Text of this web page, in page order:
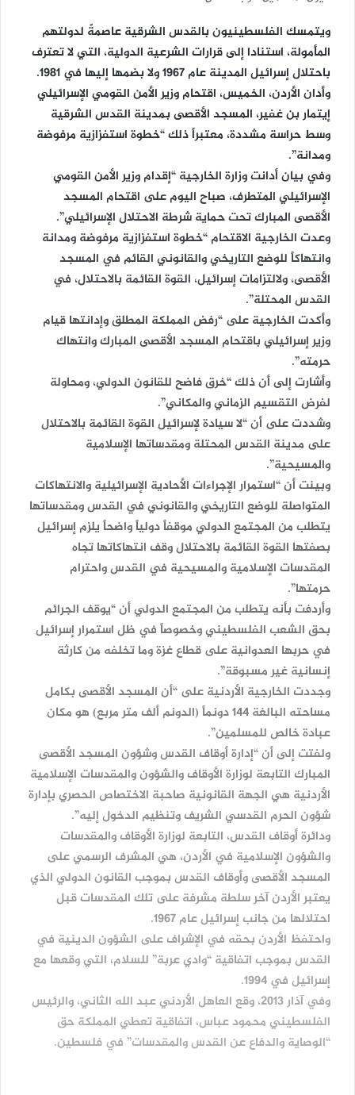
ويتمسك الفلسطينيون بالقدس الشرقية عاصمةً لدولتهم
المأمولة، استنادا إلى قرارات الشرعية الدولية، التي لا تعترف
باحتلال إسرائيل المدينة عام 1967 ولا بضمها إليها في 1981.
وأدان الأردن، الخميس، اقتحام وزير الأمن القومي الإسرائيلي
إيتمار بن غفير، المسجد الأقصى بمدينة القدس الشرقية
وسط حراسة مشددة، معتبراً ذلك “خطوة استفزازية مرفوضة
ومدانة”.
وفي بيان أدانت وزارة الخارجية “إقدام وزير الأمن القومي
الإسرائيلي المتطرف، صباح اليوم على اقتحام المسجد
الأقصى المبارك تحت حماية شرطة الاحتلال الإسرائيلي”.
وعدت الخارجية الاقتحام “خطوة استفزازية مرفوضة ومدانة
وانتهاكاً للوضع التاريخي والقانوني القائم في المسجد
الأقصى، ولالتزامات إسرائيل، القوة القائمة بالاحتلال، في
القدس المحتلة”.
وأكدت الخارجية على “رفض المملكة المطلق وإدانتها قيام
وزير إسرائيلي باقتحام المسجد الأقصى المبارك وانتهاك
حرمته”.
وأشارت إلى أن ذلك “خرق فاضح للقانون الدولي، ومحاولة
لفرض التقسيم الزماني والمكاني”.
وشددت على أن “لا سيادة لإسرائيل القوة القائمة بالاحتلال
على مدينة القدس المحتلة ومقدساتها الإسلامية
والمسيحية”.
وبينت أن “استمرار الإجراءات الأحادية الإسرائيلية والانتهاكات
المتواصلة للوضع التاريخي والقانوني في القدس ومقدساتها
يتطلب من المجتمع الدولي موقفاً دولياً واضحاً يلزم إسرائيل
بصفتها القوة القائمة بالاحتلال وقف انتهاكاتها تجاه
المقدسات الإسلامية والمسيحية في القدس واحترام
حرمتها”.
وأردفت بأنه يتطلب من المجتمع الدولي أن “يوقف الجرائم
بحق الشعب الفلسطيني وخصوصاً في ظل استمرار إسرائيل
في حربها العدوانية على قطاع غزة وما تخلفه من كارثة
إنسانية غير مسبوقة”.
وجددت الخارجية الأردنية على “أن المسجد الأقصى بكامل
مساحته البالغة 144 دونماً (الدونم ألف متر مربع) هو مكان
عبادة خالص للمسلمين”.
ولفتت إلى أن “إدارة أوقاف القدس وشؤون المسجد الأقصى
المبارك التابعة لوزارة الأوقاف والشؤون والمقدسات الإسلامية
الأردنية هي الجهة القانونية صاحبة الاختصاص الحصري بإدارة
شؤون الحرم القدسي الشريف وتنظيم الدخول إليه”.
ودائرة أوقاف القدس، التابعة لوزارة الأوقاف والمقدسات
والشؤون الإسلامية في الأردن، هي المشرف الرسمي على
المسجد الأقصى وأوقاف القدس بموجب القانون الدولي الذي
يعتبر الأردن آخر سلطة مشرفة على تلك المقدسات قبل
احتلالها من جانب إسرائيل عام 1967.
واحتفظ الأردن بحقه في الإشراف على الشؤون الدينية في
القدس بموجب اتفاقية “وادي عربة” للسلام، التي وقعها مع
إسرائيل في 1994.
وفي آذار 2013، وقع العاهل الأردني عبد الله الثاني، والرئيس
الفلسطيني محمود عباس، اتفاقية تعطي المملكة حق
“الوصاية والدفاع عن القدس والمقدسات” في فلسطين.